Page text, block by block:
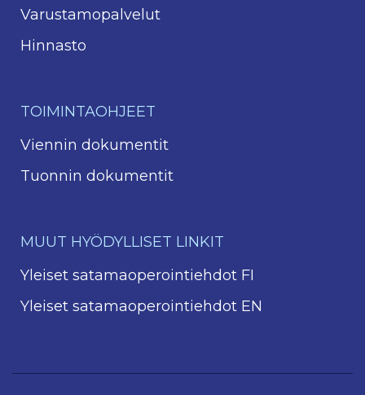
Varustamopalvelut
Hinnasto
TOIMINTAOHJEET
Viennin dokumentit
Tuonnin dokumentit
MUUT HYÖDYLLISET LINKIT
Yleiset satamaoperointiehdot FI
Yleiset satamaoperointiehdot EN